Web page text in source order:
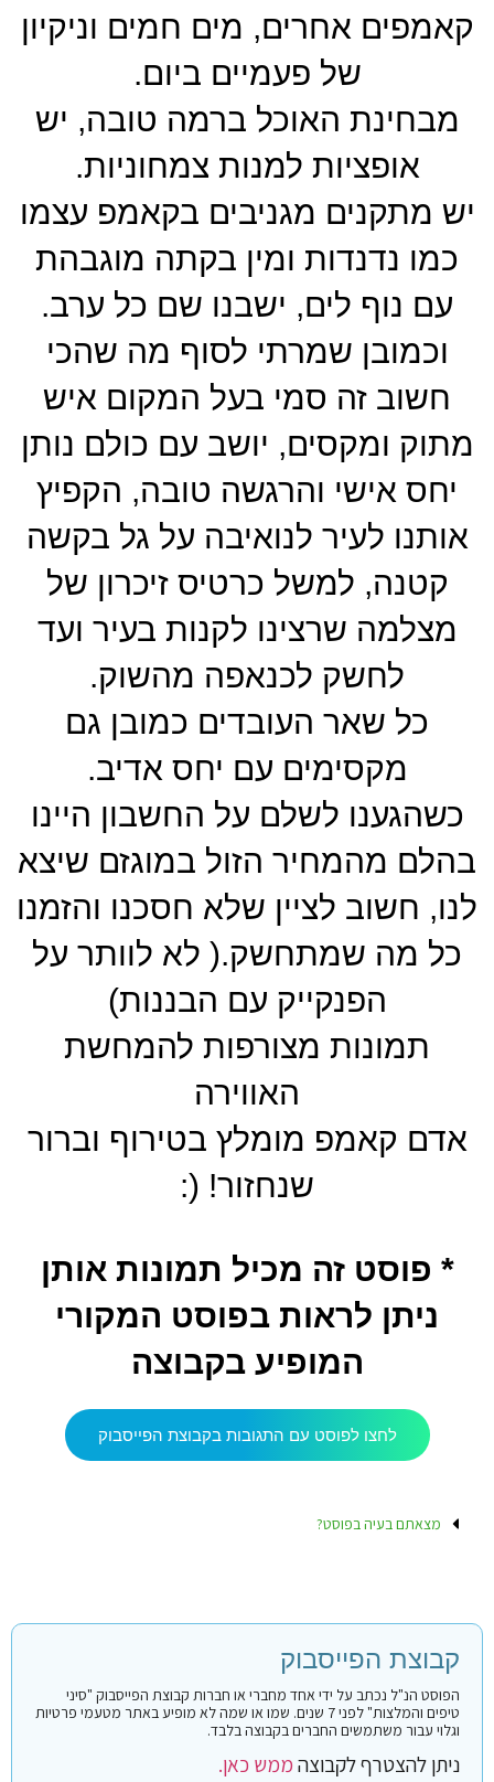
קאמפים אחרים, מים חמים וניקיון
של פעמיים ביום.
מבחינת האוכל ברמה טובה, יש
אופציות למנות צמחוניות.
יש מתקנים מגניבים בקאמפ עצמו
כמו נדנדות ומין בקתה מוגבהת
עם נוף לים, ישבנו שם כל ערב.
וכמובן שמרתי לסוף מה שהכי
חשוב זה סמי בעל המקום איש
מתוק ומקסים, יושב עם כולם נותן
יחס אישי והרגשה טובה, הקפיץ
אותנו לעיר לנואיבה על גל בקשה
קטנה, למשל כרטיס זיכרון של
מצלמה שרצינו לקנות בעיר ועד
לחשק לכנאפה מהשוק.
כל שאר העובדים כמובן גם
מקסימים עם יחס אדיב.
כשהגענו לשלם על החשבון היינו
בהלם מהמחיר הזול במוגזם שיצא
לנו, חשוב לציין שלא חסכנו והזמנו
כל מה שמתחשק.( לא לוותר על
הפנקייק עם הבננות)
תמונות מצורפות להמחשת
האווירה
אדם קאמפ מומלץ בטירוף וברור
שנחזור! (:
* פוסט זה מכיל תמונות אותן
ניתן לראות בפוסט המקורי
המופיע בקבוצה
לחצו לפוסט עם התגובות בקבוצת הפייסבוק
מצאתם בעיה בפוסט?
קבוצת הפייסבוק
הפוסט הנ"ל נכתב על ידי אחד מחברי או חברות קבוצת הפייסבוק "סיני
טיפים והמלצות" לפני 7 שנים. שמו או שמה לא מופיע באתר מטעמי פרטיות
וגלוי עבור משתמשים החברים בקבוצה בלבד.
ניתן להצטרף לקבוצהממש כאן.